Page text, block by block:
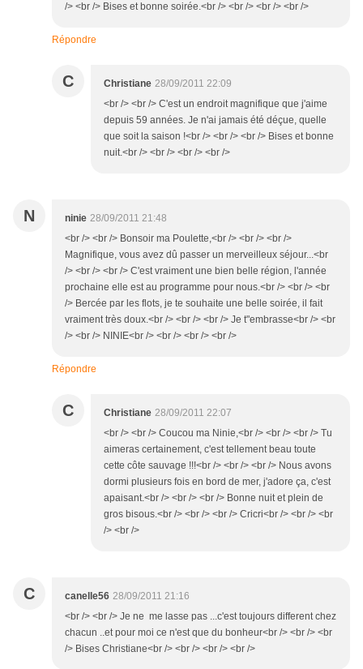
/> <br /> Bises et bonne soirée.<br /> <br /> <br /> <br />
Répondre
C Christiane 28/09/2011 22:09
<br /> <br /> C'est un endroit magnifique que j'aime
depuis 59 années. Je n'ai jamais été déçue, quelle
que soit la saison !<br /> <br /> <br /> Bises et bonne
nuit.<br /> <br /> <br /> <br />
N ninie 28/09/2011 21:48
<br /> <br /> Bonsoir ma Poulette,<br /> <br /> <br />
Magnifique, vous avez dû passer un merveilleux séjour...<br
/> <br /> <br /> C'est vraiment une bien belle région, l'année
prochaine elle est au programme pour nous.<br /> <br /> <br
/> Bercée par les flots, je te souhaite une belle soirée, il fait
vraiment très doux.<br /> <br /> <br /> Je t"embrasse<br /> <br
/> <br /> NINIE<br /> <br /> <br /> <br />
Répondre
C Christiane 28/09/2011 22:07
<br /> <br /> Coucou ma Ninie,<br /> <br /> <br /> Tu
aimeras certainement, c'est tellement beau toute
cette côte sauvage !!!<br /> <br /> <br /> Nous avons
dormi plusieurs fois en bord de mer, j'adore ça, c'est
apaisant.<br /> <br /> <br /> Bonne nuit et plein de
gros bisous.<br /> <br /> <br /> Cricri<br /> <br /> <br
/> <br />
C canelle56 28/09/2011 21:16
<br /> <br /> Je ne me lasse pas ...c'est toujours different chez
chacun ..et pour moi ce n'est que du bonheur<br /> <br /> <br
/> Bises Christiane<br /> <br /> <br /> <br />